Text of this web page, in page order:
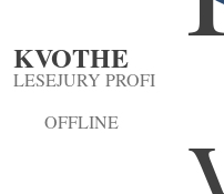
KVOTHE
LESEJURY PROFI
OFFLINE